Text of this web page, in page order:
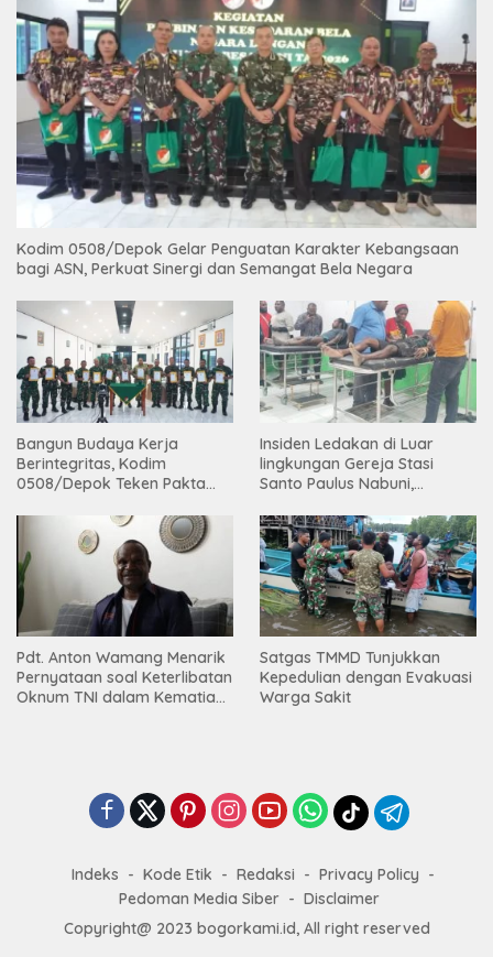
Kodim 0508/Depok Gelar Penguatan Karakter Kebangsaan
bagi ASN, Perkuat Sinergi dan Semangat Bela Negara
Bangun Budaya Kerja
Berintegritas, Kodim
0508/Depok Teken Pakta
Insiden Ledakan di Luar
lingkungan Gereja Stasi
Santo Paulus Nabuni,
Pdt. Anton Wamang Menarik
Pernyataan soal Keterlibatan
Oknum TNI dalam Kematian
Satgas TMMD Tunjukkan
Kepedulian dengan Evakuasi
Warga Sakit
Indeks Kode Etik Redaksi
Privacy Policy
Pedoman Media Siber
Disclaimer
Copyright@ 2023 bogorkami.id, All right reserved